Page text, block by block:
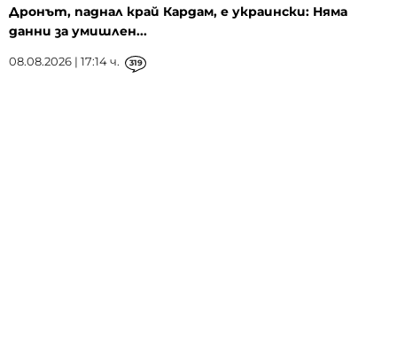
Дронът, паднал край Кардам, е украински: Няма
данни за умишлен...
08.08.2026 | 17:14 ч. 319